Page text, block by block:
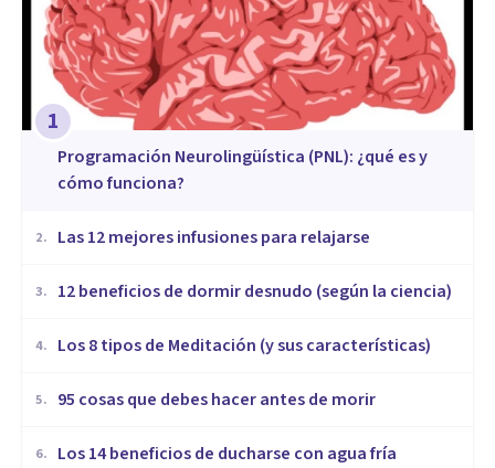
1
Programación Neurolingüística (PNL): ¿qué es y
cómo funciona?
2. ​Las 12 mejores infusiones para relajarse
3. 12 beneficios de dormir desnudo (según la ciencia)
4. Los 8 tipos de Meditación (y sus características)
5. 95 cosas que debes hacer antes de morir
6. Los 14 beneficios de ducharse con agua fría